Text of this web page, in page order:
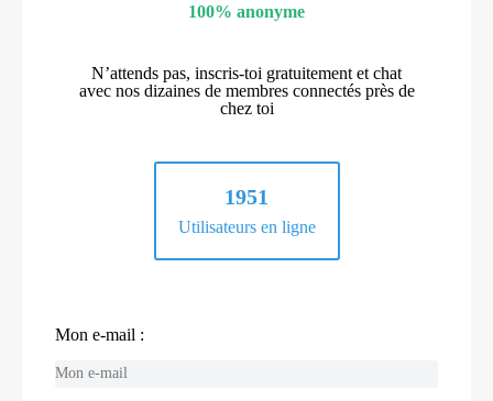
100% anonyme
N’attends pas, inscris-toi gratuitement et chat
avec nos dizaines de membres connectés près de
chez toi
1951
Utilisateurs en ligne
Mon e-mail :